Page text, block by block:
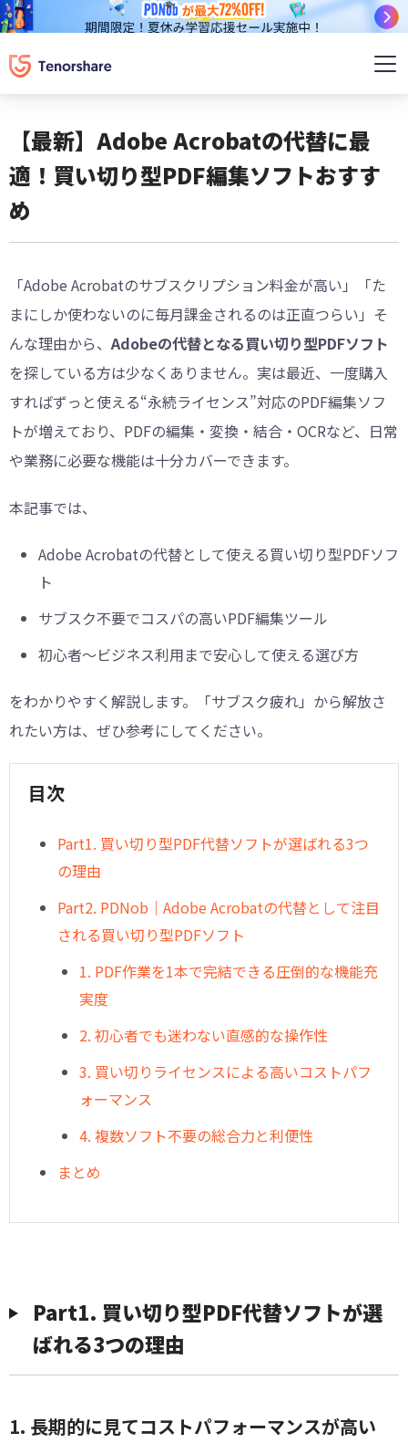
【最新】Adobe Acrobatの代替に最
適！買い切り型PDF編集ソフトおすす
め
「Adobe Acrobatのサブスクリプション料金が高い」「た
まにしか使わないのに毎月課金されるのは正直つらい」そ
んな理由から、Adobeの代替となる買い切り型PDFソフト
を探している方は少なくありません。実は最近、一度購入
すればずっと使える“永続ライセンス”対応のPDF編集ソフ
トが増えており、PDFの編集・変換・結合・OCRなど、日常
や業務に必要な機能は十分カバーできます。
本記事では、
Adobe Acrobatの代替として使える買い切り型PDFソフ
ト
サブスク不要でコスパの高いPDF編集ツール
初心者〜ビジネス利用まで安心して使える選び方
をわかりやすく解説します。「サブスク疲れ」から解放さ
れたい方は、ぜひ参考にしてください。
目次
Part1. 買い切り型PDF代替ソフトが選ばれる3つ
の理由
Part2. PDNob｜Adobe Acrobatの代替として注目
される買い切り型PDFソフト
1. PDF作業を1本で完結できる圧倒的な機能充
実度
2. 初心者でも迷わない直感的な操作性
3. 買い切りライセンスによる高いコストパフ
ォーマンス
4. 複数ソフト不要の総合力と利便性
まとめ
Part1. 買い切り型PDF代替ソフトが選
ばれる3つの理由
1. 長期的に見てコストパフォーマンスが高い